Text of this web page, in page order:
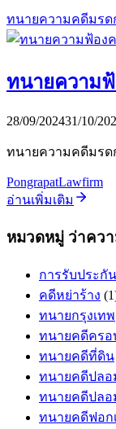
ทนายความคดีมรด
ทนายความ
28/09/202431/10/
ทนายความคดีมร
PongrapatLawfirm
อ่านเพิ่มเติม
หมวดหมู่ ว่าคว
การรับประกั
คดีหย่าร้าง
ทนายกรุงเทพ
ทนายคดีครอ
ทนายคดีที่ดิน
ทนายคดีปลอ
ทนายคดีปลอ
ทนายคดีฟอก